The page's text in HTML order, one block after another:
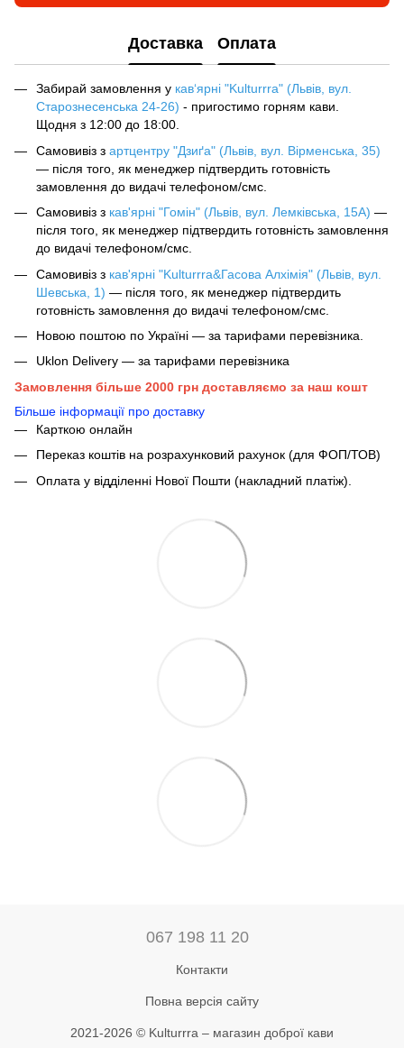
Доставка Оплата
Забирай замовлення у кав‘ярні "Kulturrra" (Львів, вул.
Старознесенська 24-26) - пригостимо горням кави.
Щодня з 12:00 до 18:00.
Самовивіз з артцентру "Дзиґа" (Львів, вул. Вірменська, 35)
— після того, як менеджер підтвердить готовність
замовлення до видачі телефоном/смс.
Самовивіз з кав'ярні "Гомін" (Львів, вул. Лемківська, 15А) —
після того, як менеджер підтвердить готовність замовлення
до видачі телефоном/смс.
Самовивіз з кав'ярні "Kulturrra&Гасова Алхімія" (Львів, вул.
Шевська, 1) — після того, як менеджер підтвердить
готовність замовлення до видачі телефоном/смс.
Новою поштою по Україні — за тарифами перевізника.
Uklon Delivery — за тарифами перевізника
Замовлення більше 2000 грн доставляємо за наш кошт
Більше інформації про доставку
Карткою онлайн
Переказ коштів на розрахунковий рахунок (для ФОП/ТОВ)
Оплата у відділенні Нової Пошти (накладний платіж).
067 198 11 20
Контакти
Повна версія сайту
2021-2026 © Kulturrra – магазин доброї кави